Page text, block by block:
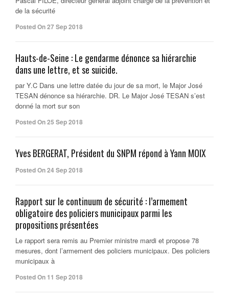
de la sécurité
Posted On 27 Sep 2018
Hauts-de-Seine : Le gendarme dénonce sa hiérarchie
dans une lettre, et se suicide.
par Y.C Dans une lettre datée du jour de sa mort, le Major José
TESAN dénonce sa hiérarchie. DR. Le Major José TESAN s’est
donné la mort sur son
Posted On 25 Sep 2018
Yves BERGERAT, Président du SNPM répond à Yann MOIX
Posted On 24 Sep 2018
Rapport sur le continuum de sécurité : l’armement
obligatoire des policiers municipaux parmi les
propositions présentées
Le rapport sera remis au Premier ministre mardi et propose 78
mesures, dont l’armement des policiers municipaux. Des policiers
municipaux à
Posted On 11 Sep 2018